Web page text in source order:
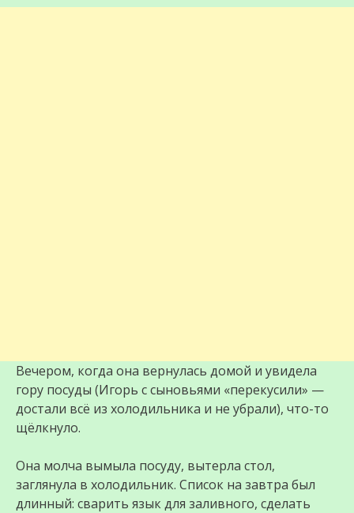
Вечером, когда она вернулась домой и увидела
гору посуды (Игорь с сыновьями «перекусили» —
достали всё из холодильника и не убрали), что-то
щёлкнуло.
Она молча вымыла посуду, вытерла стол,
заглянула в холодильник. Список на завтра был
длинный: сварить язык для заливного, сделать